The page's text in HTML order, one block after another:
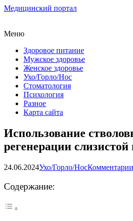
Медицинский портал
Меню
Здоровое питание
Мужское здоровье
Женское здоровье
Ухо/Горло/Нос
Стоматология
Психология
Разное
Карта сайта
Использование
регенерации слизистой
24.06.2024Ухо/Горло/Нос
Содержание: